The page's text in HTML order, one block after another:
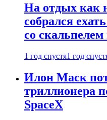
На отдых как
собрался
со скальпелем
1 год спустя1 год
Илон Маск
триллионера
SpaceX